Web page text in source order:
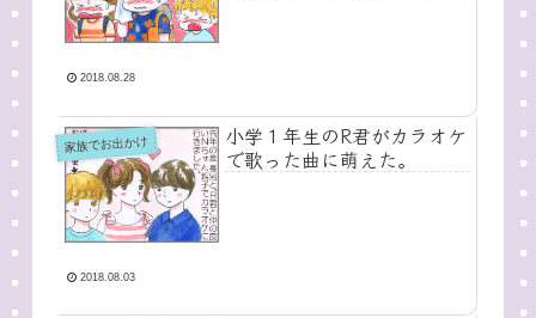
2018.08.28
家族でお出かけ
小学１年生のR君がカラオケ
で歌った曲に萌えた。
2018.08.03